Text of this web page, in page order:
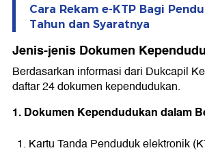
Cara Rekam e-KTP Bagi
Tahun dan Syaratnya
Jenis-jenis Dokumen
Berdasarkan informasi dari Dukcapil
daftar 24 dokumen kependudukan.
1. Dokumen Kependudukan dalam
Kartu Tanda Penduduk elektronik